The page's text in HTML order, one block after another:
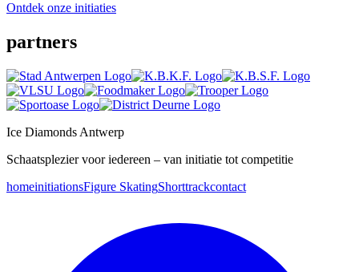
Ontdek onze initiaties
partners
Ice Diamonds Antwerp
Schaatsplezier voor iedereen – van initiatie tot competitie
homeinitiationsFigure SkatingShorttrackcontact